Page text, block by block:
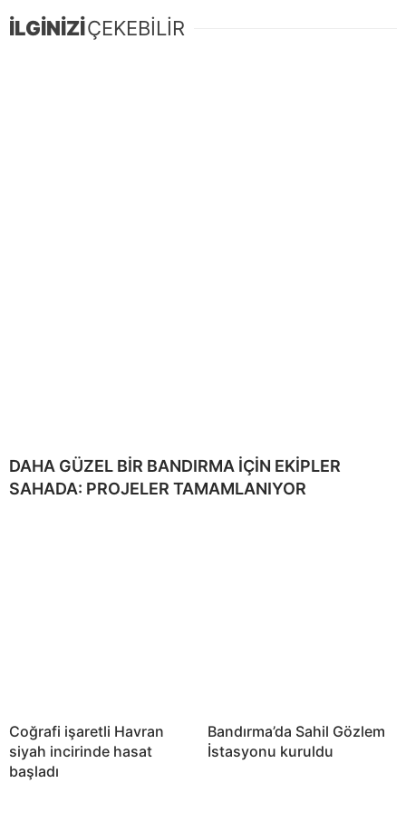
İLGİNİZİÇEKEBİLİR
DAHA GÜZEL BİR BANDIRMA İÇİN EKİPLER
SAHADA: PROJELER TAMAMLANIYOR
Coğrafi işaretli Havran
siyah incirinde hasat
başladı
Bandırma’da Sahil Gözlem
İstasyonu kuruldu